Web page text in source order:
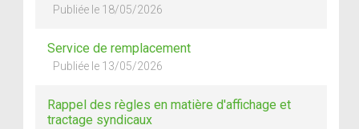
Publiée le 18/05/2026
Service de remplacement
Publiée le 13/05/2026
Rappel des règles en matière d'affichage et
tractage syndicaux